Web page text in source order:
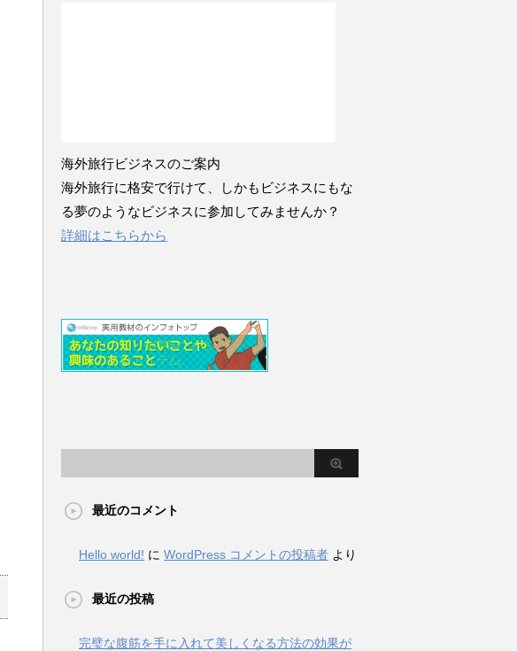
海外旅行ビジネスのご案内
海外旅行に格安で行けて、しかもビジネスにもな
る夢のようなビジネスに参加してみませんか？
詳細はこちらから
最近のコメント
Hello world! に WordPress コメントの投稿者 より
最近の投稿
完璧な腹筋を手に入れて美しくなる方法の効果が